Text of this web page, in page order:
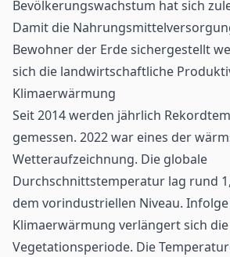
Bevölkerungswachstum hat sich
Damit die
Bewohner der Erde sichergestellt
sich die landwirtschaftliche
Klimaerwärmung
Seit 2014 werden jährlich
gemessen. 2022 war eines der
Wetteraufzeichnung. Die globale
Durchschnittstemperatur lag rund
dem vorindustriellen Niveau.
Klimaerwärmung verlängert sich die
Vegetationsperiode. Die